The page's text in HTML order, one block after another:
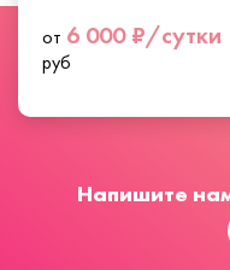
от 6 000 ₽/сутки
руб
Напишите